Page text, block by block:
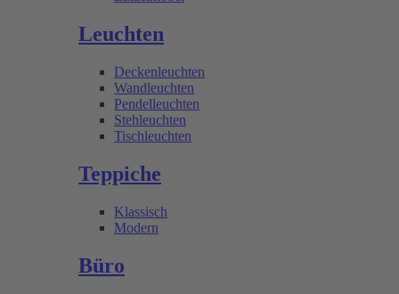
Leuchten
Deckenleuchten
Wandleuchten
Pendelleuchten
Stehleuchten
Tischleuchten
Teppiche
Klassisch
Modern
Büro